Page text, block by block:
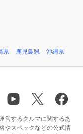
県 鹿児島県 沖縄県
営するクルマに関するあ
やスペックなどの公式情